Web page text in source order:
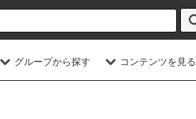
グループから探す コンテンツを見る